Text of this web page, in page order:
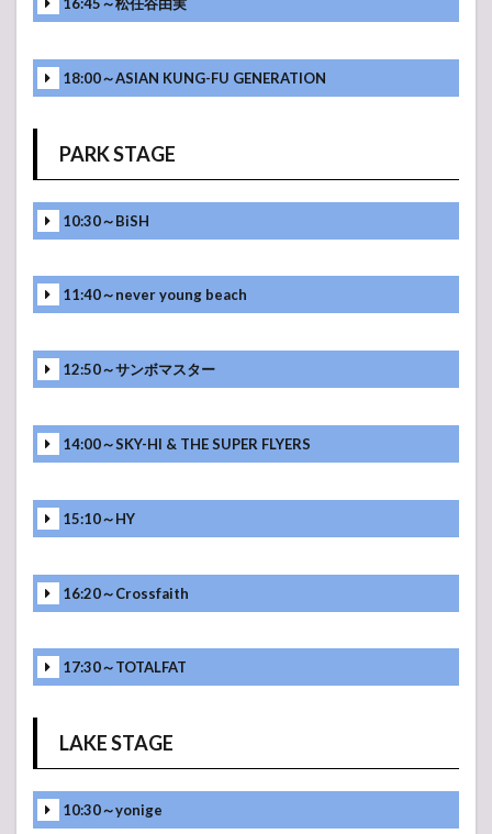
18:00～ASIAN KUNG-FU GENERATION
PARK STAGE
10:30～BiSH
11:40～never young beach
12:50～サンボマスター
14:00～SKY-HI & THE SUPER FLYERS
15:10～HY
16:20～Crossfaith
17:30～TOTALFAT
LAKE STAGE
10:30～yonige